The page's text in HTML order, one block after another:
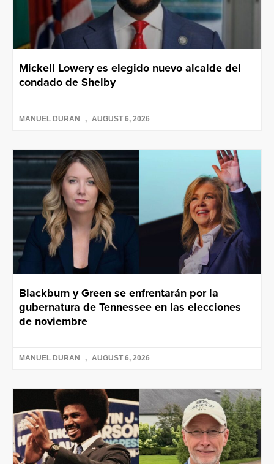
Mickell Lowery es elegido nuevo alcalde del
condado de Shelby
MANUEL DURAN AUGUST 6, 2026
Blackburn y Green se enfrentarán por la
gubernatura de Tennessee en las elecciones
de noviembre
MANUEL DURAN AUGUST 6, 2026